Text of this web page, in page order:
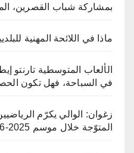
بمشاركة شباب القصرين،
ماذا في اللائحة المهنية
في السباحة، فهل تكون
زغوان: الوالي يكرّم
المتوّجة خلال موسم 2025-2026